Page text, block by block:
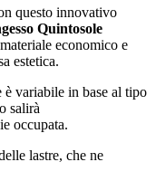
questo innovativo
Quintosole
economico e
estetica.
variabile in base al tipo
salirà
occupata.
lastre, che ne